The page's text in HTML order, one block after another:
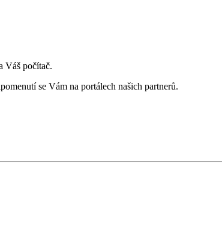
Váš počítač.
se Vám na portálech našich partnerů.